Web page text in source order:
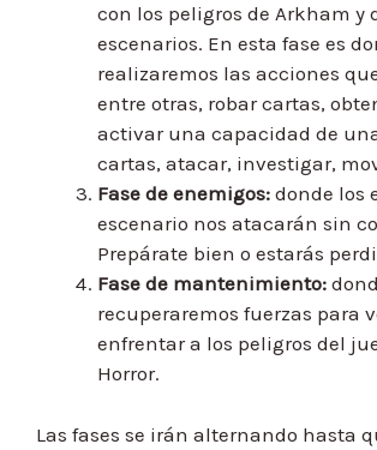
con los peligros de Arkham y
escenarios. En esta fase es
realizaremos las acciones
entre otras, robar cartas,
activar una capacidad de
cartas, atacar, investigar,
Fase de enemigos: donde los
escenario nos atacarán sin
Prepárate bien o estarás
Fase de mantenimiento:
recuperaremos fuerzas para
enfrentar a los peligros del
Horror.
Las fases se irán alternando hasta